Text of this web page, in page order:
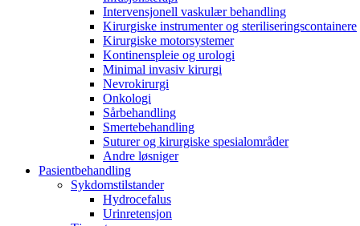
Produktkatalog​
Finn produktene du leter etter. ​Besøk B. Brauns
Innovasjonshub​
Intervensjonell vaskulær behandling
Kirurgiske instrumenter og steriliseringscontainere
Kirurgiske motorsystemer
Kontinenspleie og urologi
Minimal invasiv kirurgi
Nevrokirurgi
Onkologi
Sårbehandling
Smertebehandling
Suturer og kirurgiske spesialområder
Andre løsniger
Pasientbehandling
Sykdomstilstander
Hydrocefalus
Urinretensjon